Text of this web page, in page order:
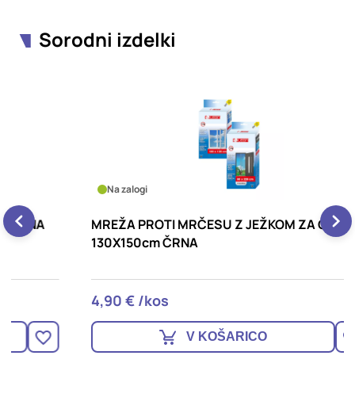
Sorodni izdelki
MREŽA PROTI MRČESU Z JEŽKOM ZA OKNA
130X150cm ČRNA
4,90 € /kos
V KOŠARICO